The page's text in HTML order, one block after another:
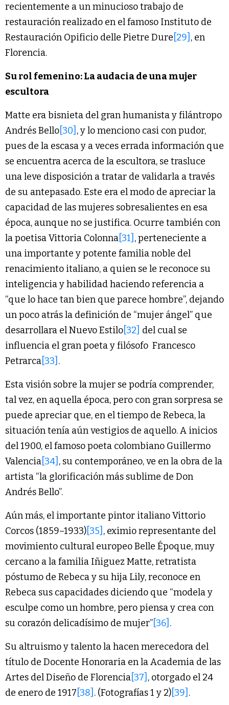
recientemente a un minucioso trabajo de
restauración realizado en el famoso Instituto de
Restauración Opificio delle Pietre Dure [29] , en
Florencia.
Su rol femenino: La audacia de una mujer
escultora
Matte era bisnieta del gran humanista y filántropo
Andrés Bello [30] , y lo menciono casi con pudor,
pues de la escasa y a veces errada información que
se encuentra acerca de la escultora, se trasluce
una leve disposición a tratar de validarla a través
de su antepasado. Este era el modo de apreciar la
capacidad de las mujeres sobresalientes en esa
época, aunque no se justifica. Ocurre también con
la poetisa Vittoria Colonna [31] , perteneciente a
una importante y potente familia noble del
renacimiento italiano, a quien se le reconoce su
inteligencia y habilidad haciendo referencia a
“que lo hace tan bien que parece hombre”, dejando
un poco atrás la definición de “mujer ángel” que
desarrollara el Nuevo Estilo [32] del cual se
influencia el gran poeta y filósofo Francesco
Petrarca [33] .
Esta visión sobre la mujer se podría comprender,
tal vez, en aquella época, pero con gran sorpresa se
puede apreciar que, en el tiempo de Rebeca, la
situación tenía aún vestigios de aquello. A inicios
del 1900, el famoso poeta colombiano Guillermo
Valencia [34] , su contemporáneo, ve en la obra de la
artista “la glorificación más sublime de Don
Andrés Bello”.
Aún más, el importante pintor italiano Vittorio
Corcos (1859–1933) [35] , eximio representante del
movimiento cultural europeo Belle Époque, muy
cercano a la familia Iñiguez Matte, retratista
póstumo de Rebeca y su hija Lily, reconoce en
Rebeca sus capacidades diciendo que “modela y
esculpe como un hombre, pero piensa y crea con
su corazón delicadísimo de mujer” [36] .
Su altruismo y talento la hacen merecedora del
título de Docente Honoraria en la Academia de las
Artes del Diseño de Florencia [37] , otorgado el 24
de enero de 1917 [38] . (Fotografías 1 y 2) [39] .